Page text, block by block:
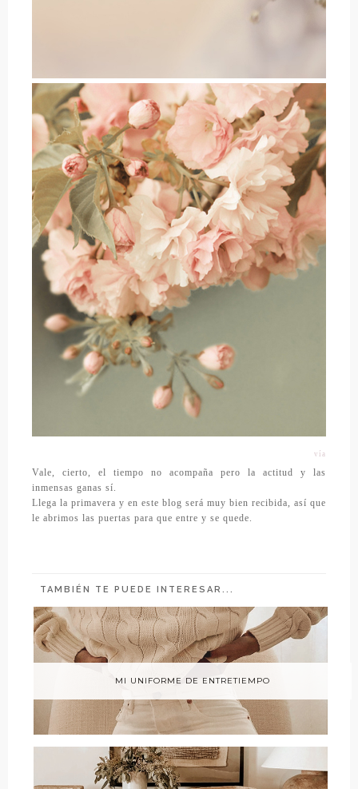
vía
Vale, cierto, el tiempo no acompaña pero la actitud y las
inmensas ganas sí.
Llega la primavera y en este blog será muy bien recibida, así que
le abrimos las puertas para que entre y se quede.
TAMBIÉN TE PUEDE INTERESAR...
MI UNIFORME DE ENTRETIEMPO